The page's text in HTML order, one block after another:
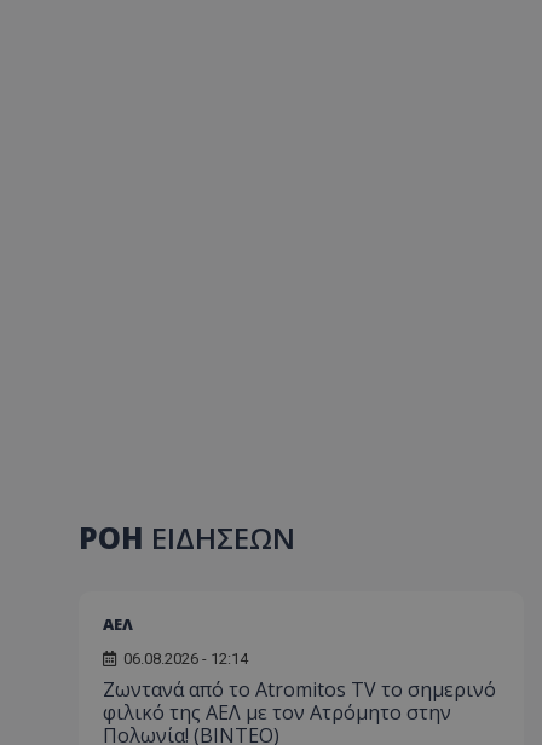
ΡΟΗ ΕΙΔΗΣΕΩΝ
ΑΕΛ
06.08.2026 - 12:14
Ζωντανά από το Atromitos TV το σημερινό
φιλικό της ΑΕΛ με τον Ατρόμητο στην
Πολωνία! (ΒΙΝΤΕΟ)